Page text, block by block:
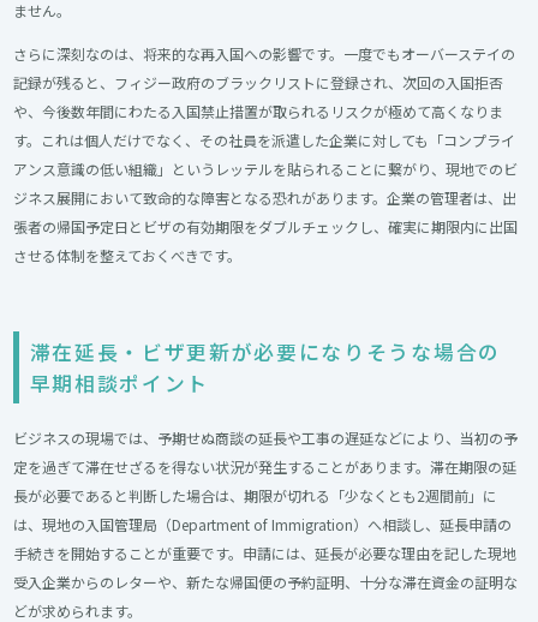
ません。
さらに深刻なのは、将来的な再入国への影響です。一度でもオーバーステイの
記録が残ると、フィジー政府のブラックリストに登録され、次回の入国拒否
や、今後数年間にわたる入国禁止措置が取られるリスクが極めて高くなりま
す。これは個人だけでなく、その社員を派遣した企業に対しても「コンプライ
アンス意識の低い組織」というレッテルを貼られることに繋がり、現地でのビ
ジネス展開において致命的な障害となる恐れがあります。企業の管理者は、出
張者の帰国予定日とビザの有効期限をダブルチェックし、確実に期限内に出国
させる体制を整えておくべきです。
滞在延長・ビザ更新が必要になりそうな場合の
早期相談ポイント​
ビジネスの現場では、予期せぬ商談の延長や工事の遅延などにより、当初の予
定を過ぎて滞在せざるを得ない状況が発生することがあります。滞在期限の延
長が必要であると判断した場合は、期限が切れる「少なくとも2週間前」に
は、現地の入国管理局（Department of Immigration）へ相談し、延長申請の
手続きを開始することが重要です。申請には、延長が必要な理由を記した現地
受入企業からのレターや、新たな帰国便の予約証明、十分な滞在資金の証明な
どが求められます。